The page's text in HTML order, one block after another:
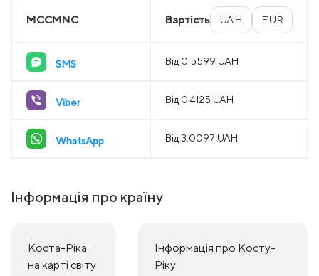
MCCMNC Вартість UAH EUR
SMS Від 0.5599 UAH
Viber Від 0.4125 UAH
WhatsApp Від 3.0097 UAH
Інформація про країну
Коста-Ріка
на карті світу
Інформація про Косту-
Ріку